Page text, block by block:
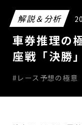
解説＆分析
車券推理の
座戦「決勝」
#レース予想の極意